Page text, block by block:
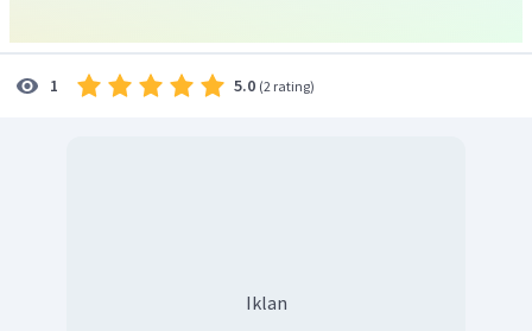
lain dimisalkan dengan abjad. Pemisalan angka koefisien
dari reaksi tersebut sebagai berikut.
1 5.0 (2 rating)
Iklan